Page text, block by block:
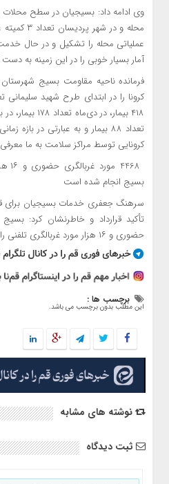
عملیاتی محله را تشکیل و در حال
آمار بسیار خوبی را در این زمینه به دست
فرمانده ناحیه مقاومت بسیج شهرستان
کرونایی توسط مراکز سلامت به ما
بسیج انجام شده است
سرهنگ جعفری خدمات بسیجیان برای
حضوری و ۱۶ هزار مورد غربالگری تلفنی را در این زمینه انجام دهد.
برچسب ها :
این مطلب بدون برچسب می باشد.
نوشته های مشابه
ثبت دیدگاه